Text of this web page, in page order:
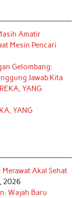
T
u
e
Amatir
Mesin Pencari
Gelombang:
Jawab Kita
YANG
YANG
Akal Sehat
2026
Wajah Baru